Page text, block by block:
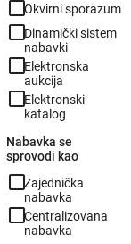
check_box_outline_blankOkvirni sporazum
check_box_outline_blankDinamički sistem
nabavki
check_box_outline_blankElektronska
aukcija
check_box_outline_blankElektronski
katalog
Nabavka se
sprovodi kao
check_box_outline_blankZajednička
nabavka
check_box_outline_blankCentralizovana
nabavka